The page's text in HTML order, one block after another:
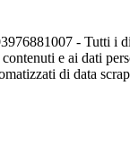
- Tutti i
e ai dati
di data